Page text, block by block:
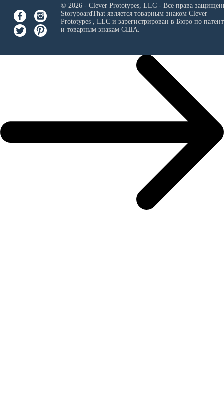
© 2026 - Clever Prototypes, LLC - Все права
StoryboardThat является товарным знаком Clever
Prototypes , LLCи зарегистрирован в Бюро по
и товарным знакам США.